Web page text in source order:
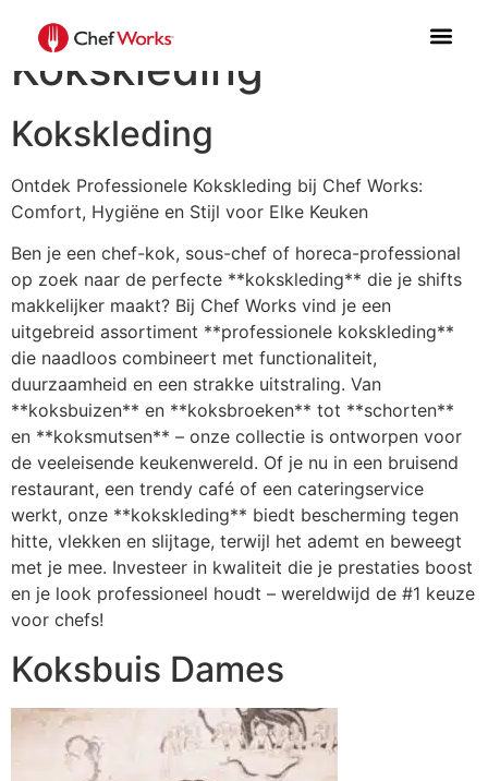
Kokskleding
Kokskleding
Ontdek Professionele Kokskleding bij Chef Works:
Comfort, Hygiëne en Stijl voor Elke Keuken
Ben je een chef-kok, sous-chef of horeca-professional
op zoek naar de perfecte **kokskleding** die je shifts
makkelijker maakt? Bij Chef Works vind je een
uitgebreid assortiment **professionele kokskleding**
die naadloos combineert met functionaliteit,
duurzaamheid en een strakke uitstraling. Van
**koksbuizen** en **koksbroeken** tot **schorten**
en **koksmutsen** – onze collectie is ontworpen voor
de veeleisende keukenwereld. Of je nu in een bruisend
restaurant, een trendy café of een cateringservice
werkt, onze **kokskleding** biedt bescherming tegen
hitte, vlekken en slijtage, terwijl het ademt en beweegt
met je mee. Investeer in kwaliteit die je prestaties boost
en je look professioneel houdt – wereldwijd de #1 keuze
voor chefs!
Koksbuis Dames